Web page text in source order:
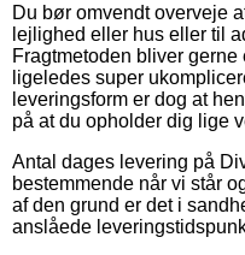
Du bør omvendt overveje
lejlighed eller hus eller til
Fragtmetoden bliver
ligeledes super
leveringsform er dog at
på at du opholder dig lige
Antal dages levering på
bestemmende når vi står
af den grund er det i
anslåede